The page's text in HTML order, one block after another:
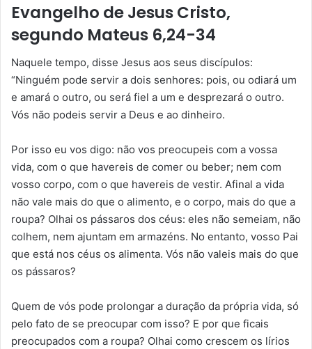
Evangelho de Jesus Cristo,
segundo Mateus 6,24-34
Naquele tempo, disse Jesus aos seus discípulos:
“Ninguém pode servir a dois senhores: pois, ou odiará um
e amará o outro, ou será fiel a um e desprezará o outro.
Vós não podeis servir a Deus e ao dinheiro.
Por isso eu vos digo: não vos preocupeis com a vossa
vida, com o que havereis de comer ou beber; nem com
vosso corpo, com o que havereis de vestir. Afinal a vida
não vale mais do que o alimento, e o corpo, mais do que a
roupa? Olhai os pássaros dos céus: eles não semeiam, não
colhem, nem ajuntam em armazéns. No entanto, vosso Pai
que está nos céus os alimenta. Vós não valeis mais do que
os pássaros?
Quem de vós pode prolongar a duração da própria vida, só
pelo fato de se preocupar com isso? E por que ficais
preocupados com a roupa? Olhai como crescem os lírios